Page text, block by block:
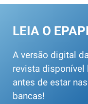
LEIA O
A versão digital
revista disponível
antes de estar nas
bancas!